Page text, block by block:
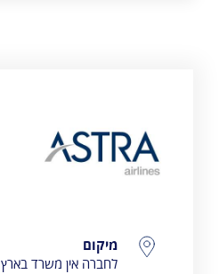
Astra Airlines
פרטי התקשרות
מיקום
לחברה אין משרד בארץ